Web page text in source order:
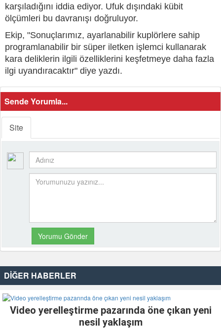
karşıladığını iddia ediyor. Ufuk dışındaki kübit
ölçümleri bu davranışı doğruluyor.
Ekip, "Sonuçlarımız, ayarlanabilir kuplörlere sahip
programlanabilir bir süper iletken işlemci kullanarak
kara deliklerin ilgili özelliklerini keşfetmeye daha fazla
ilgi uyandıracaktır" diye yazdı.
Sende Yorumla...
Site
DİĞER HABERLER
Video yerelleştirme pazarında öne çıkan yeni
nesil yaklaşım